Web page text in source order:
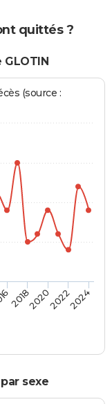
quittés ?
(source :
2018202020222024
sexe